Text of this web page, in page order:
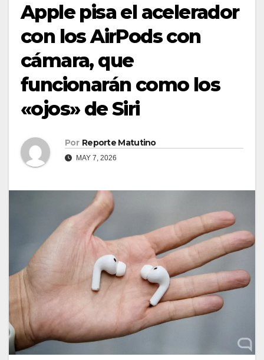
Apple pisa el acelerador
con los AirPods con
cámara, que
funcionarán como los
«ojos» de Siri
Por Reporte Matutino
MAY 7, 2026